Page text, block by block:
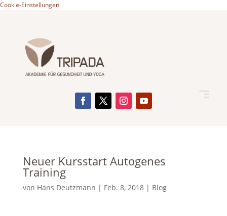
Cookie-Einstellungen
Neuer Kursstart Autogenes
Training
von Hans Deutzmann | Feb. 8, 2018| Blog